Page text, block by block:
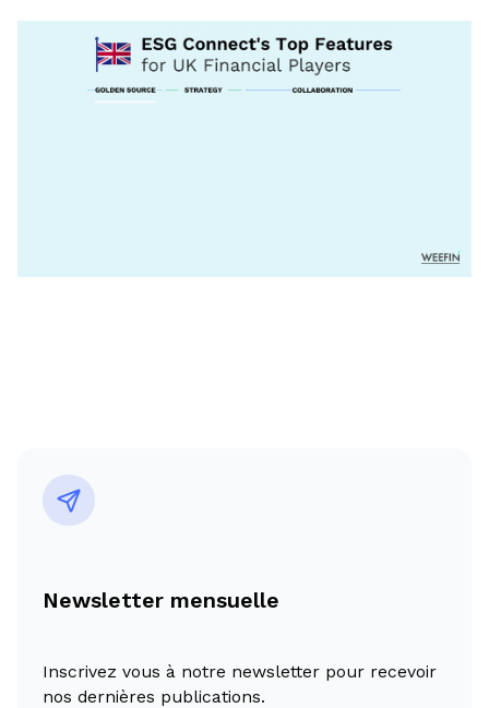
Newsletter mensuelle
Inscrivez vous à notre newsletter pour recevoir
nos dernières publications.